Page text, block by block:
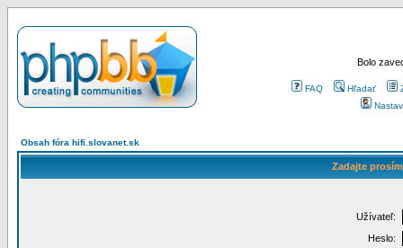
Bolo
FAQ Hľadať
Obsah fóra hifi.slovanet.sk
Zadajte
Užívateľ:
Heslo: